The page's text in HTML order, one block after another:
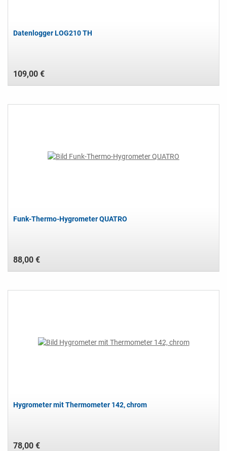
Datenlogger LOG210 TH
109,00 €
Funk-Thermo-Hygrometer QUATRO
88,00 €
Hygrometer mit Thermometer 142, chrom
78,00 €